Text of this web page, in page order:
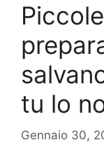
tu lo
Gennaio 30,